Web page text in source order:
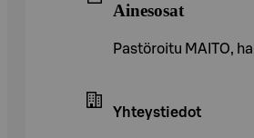
Ainesosat
Pastöroitu MAITO,
Yhteystiedot